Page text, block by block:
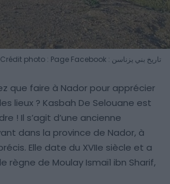
Crédit photo : Page Facebook : تاريخ بني يزناسن
que faire à Nador pour apprécier
lieux ? Kasbah De Selouane est
! Il s’agit d’une ancienne
dans la province de Nador, à
Elle date du XVIIe siècle et a
règne de Moulay Ismaïl ibn Sharif,